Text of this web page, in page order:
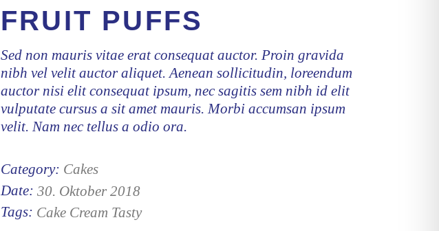
FRUIT PUFFS
Sed non mauris vitae erat consequat auctor. Proin gravida
nibh vel velit auctor aliquet. Aenean sollicitudin, loreendum
auctor nisi elit consequat ipsum, nec sagitis sem nibh id elit
vulputate cursus a sit amet mauris. Morbi accumsan ipsum
velit. Nam nec tellus a odio ora.
Category: Cakes
Date: 30. Oktober 2018
Tags: Cake Cream Tasty